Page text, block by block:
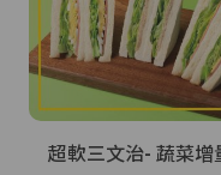
超軟三文治- 蔬菜增